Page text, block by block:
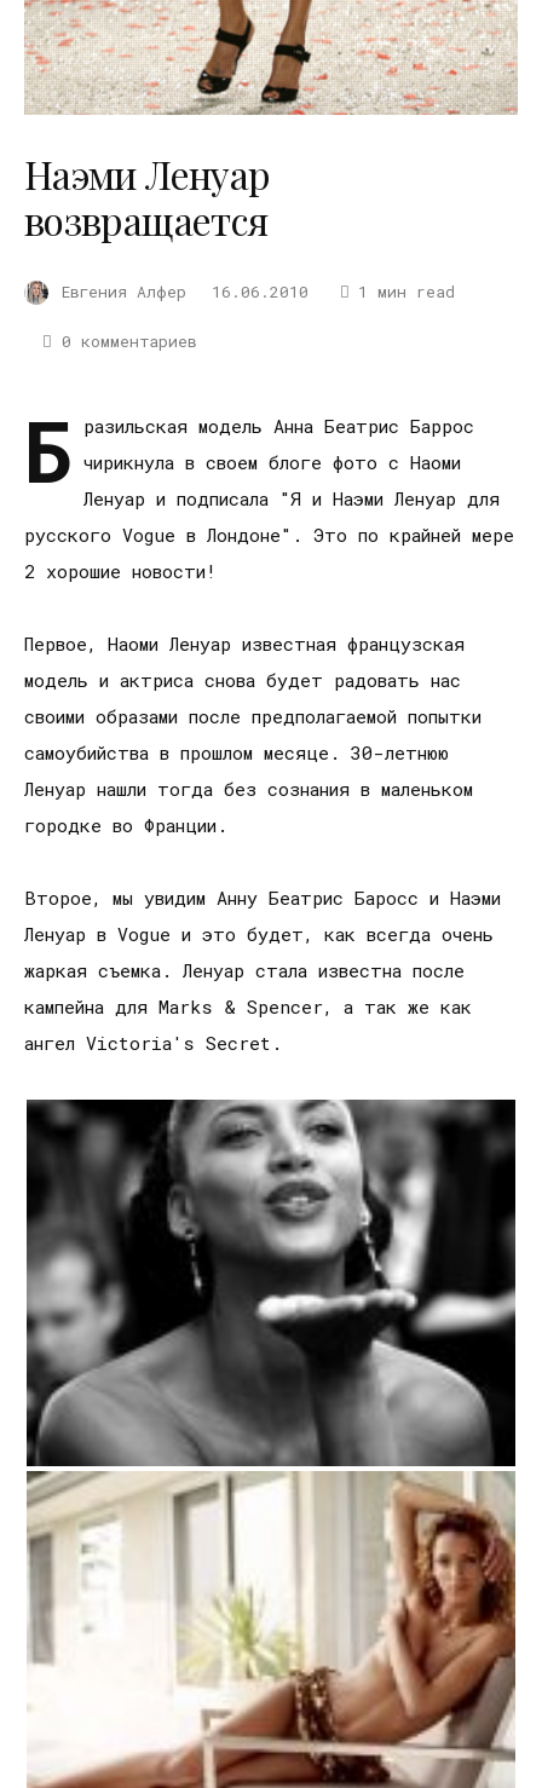
Наэми Ленуар
возвращается
Евгения Алфер 16.06.2010 1 мин read
0 комментариев
Б разильская модель Анна Беатрис Баррос
чирикнула в своем блоге фото с Наоми
Ленуар и подписала "Я и Наэми Ленуар для
русского Vogue в Лондоне". Это по крайней мере
2 хорошие новости!
Первое, Наоми Ленуар известная французская
модель и актриса снова будет радовать нас
своими образами после предполагаемой попытки
самоубийства в прошлом месяце. 30-летнюю
Ленуар нашли тогда без сознания в маленьком
городке во Франции.
Второе, мы увидим Анну Беатрис Баросс и Наэми
Ленуар в Vogue и это будет, как всегда очень
жаркая съемка. Ленуар стала известна после
кампейна для Marks & Spencer, а так же как
ангел Victoria's Secret.